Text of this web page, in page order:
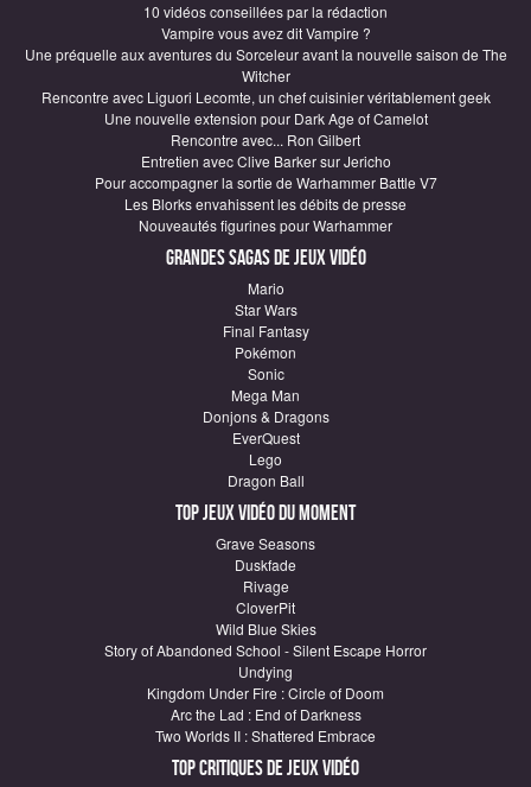
10 vidéos conseillées par la rédaction
Vampire vous avez dit Vampire ?
Une préquelle aux aventures du Sorceleur avant la nouvelle saison de The
Witcher
Rencontre avec Liguori Lecomte, un chef cuisinier véritablement geek
Une nouvelle extension pour Dark Age of Camelot
Rencontre avec... Ron Gilbert
Entretien avec Clive Barker sur Jericho
Pour accompagner la sortie de Warhammer Battle V7
Les Blorks envahissent les débits de presse
Nouveautés figurines pour Warhammer
Grandes sagas de Jeux vidéo
Mario
Star Wars
Final Fantasy
Pokémon
Sonic
Mega Man
Donjons & Dragons
EverQuest
Lego
Dragon Ball
Top Jeux vidéo du moment
Grave Seasons
Duskfade
Rivage
CloverPit
Wild Blue Skies
Story of Abandoned School - Silent Escape Horror
Undying
Kingdom Under Fire : Circle of Doom
Arc the Lad : End of Darkness
Two Worlds II : Shattered Embrace
Top critiques de Jeux vidéo